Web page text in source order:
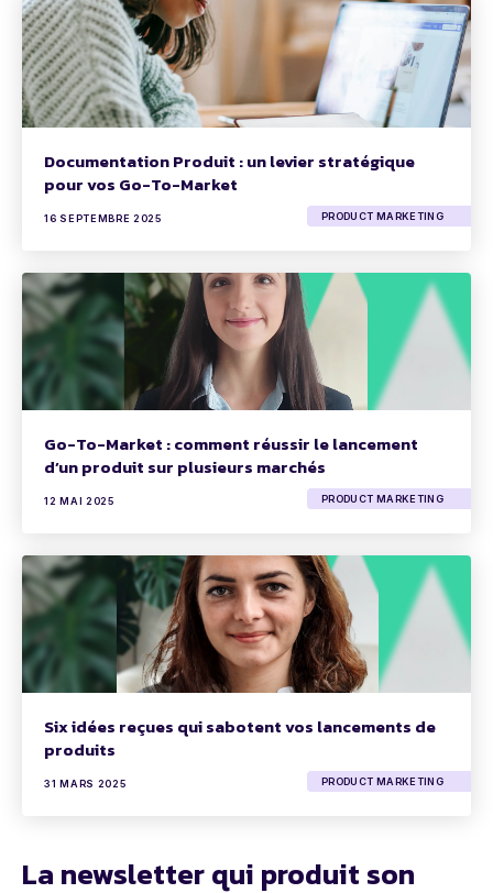
Documentation Produit : un levier stratégique
pour vos Go-To-Market
16 SEPTEMBRE 2025 PRODUCT MARKETING
Go-To-Market : comment réussir le lancement
d’un produit sur plusieurs marchés
12 MAI 2025 PRODUCT MARKETING
Six idées reçues qui sabotent vos lancements de
produits
31 MARS 2025 PRODUCT MARKETING
La newsletter qui produit son